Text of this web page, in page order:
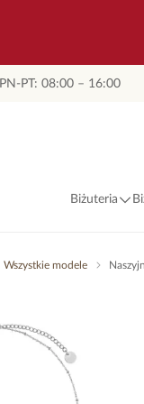
PN-PT: 08:00 – 16:00
Biżuteria
Wszystkie modele